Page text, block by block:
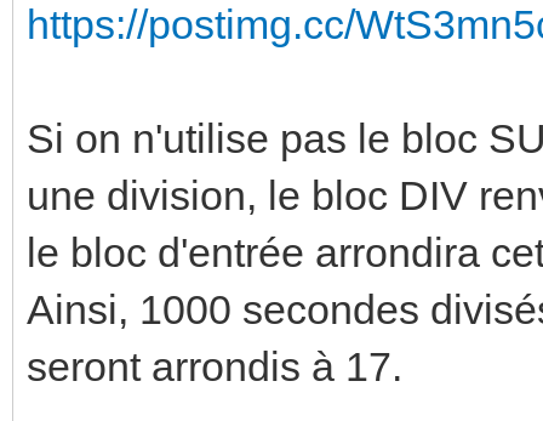
https://postimg.cc/
Si on n'utilise pas le bloc
une division, le bloc DIV
le bloc d'entrée arrondira
Ainsi, 1000 secondes
seront arrondis à 17.